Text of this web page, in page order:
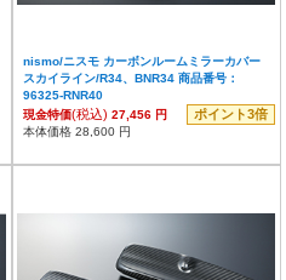
nismo/ニスモ カーボンルームミラーカバー
スカイライン/R34、BNR34 商品番号：
96325-RNR40
現金特価(税込) 27,456 円 ポイント3倍
本体価格 28,600 円